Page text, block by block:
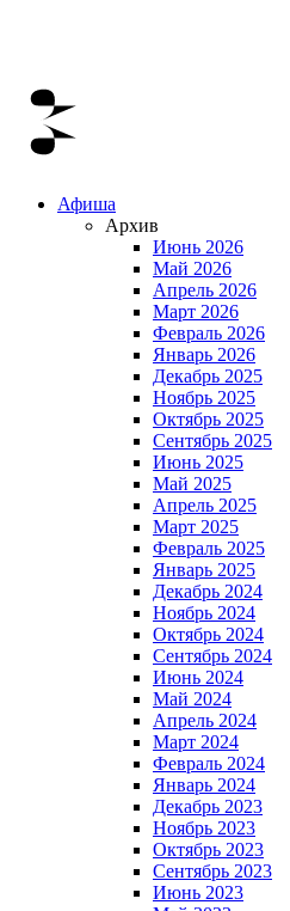
Афиша
Архив
Июнь 2026
Май 2026
Апрель 2026
Март 2026
Февраль 2026
Январь 2026
Декабрь 2025
Ноябрь 2025
Октябрь 2025
Сентябрь 2025
Июнь 2025
Май 2025
Апрель 2025
Март 2025
Февраль 2025
Январь 2025
Декабрь 2024
Ноябрь 2024
Октябрь 2024
Сентябрь 2024
Июнь 2024
Май 2024
Апрель 2024
Март 2024
Февраль 2024
Январь 2024
Декабрь 2023
Ноябрь 2023
Октябрь 2023
Сентябрь 2023
Июнь 2023